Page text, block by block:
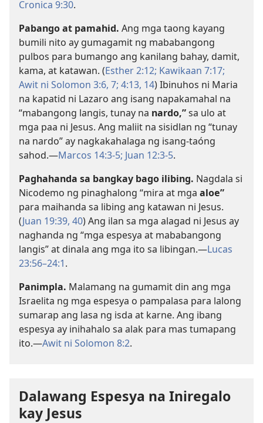
Cronica 9:30.
Pabango at pamahid. Ang mga taong kayang
bumili nito ay gumagamit ng mababangong
pulbos para bumango ang kanilang bahay, damit,
kama, at katawan. (Esther 2:12; Kawikaan 7:17;
Awit ni Solomon 3:6, 7; 4:13, 14) Ibinuhos ni Maria
na kapatid ni Lazaro ang isang napakamahal na
“mabangong langis, tunay na nardo,”sa ulo at
mga paa ni Jesus. Ang maliit na sisidlan ng “tunay
na nardo” ay nagkakahalaga ng isang-taóng
sahod.—Marcos 14:3-5; Juan 12:3-5.
Paghahanda sa bangkay bago ilibing. Nagdala si
Nicodemo ng pinaghalong “mira at mga aloe”
para maihanda sa libing ang katawan ni Jesus.
(Juan 19:39, 40) Ang ilan sa mga alagad ni Jesus ay
naghanda ng “mga espesya at mababangong
langis” at dinala ang mga ito sa libingan.—Lucas
23:56–24:1.
Panimpla. Malamang na gumamit din ang mga
Israelita ng mga espesya o pampalasa para lalong
sumarap ang lasa ng isda at karne. Ang ibang
espesya ay inihahalo sa alak para mas tumapang
ito.—Awit ni Solomon 8:2.
Dalawang Espesya na Iniregalo
kay Jesus